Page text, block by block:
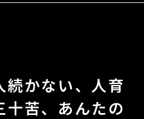
続かない、人育
苦、あんたの